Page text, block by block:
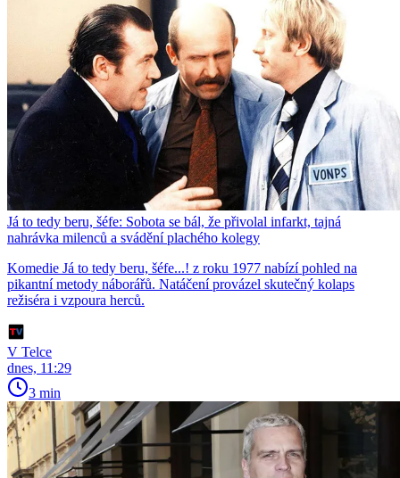
Já to tedy beru, šéfe: Sobota se bál, že přivolal infarkt, tajná
nahrávka milenců a svádění plachého kolegy
Komedie Já to tedy beru, šéfe...! z roku 1977 nabízí pohled na
pikantní metody náborářů. Natáčení provázel skutečný kolaps
režiséra i vzpoura herců.
V Telce
dnes, 11:29
3 min